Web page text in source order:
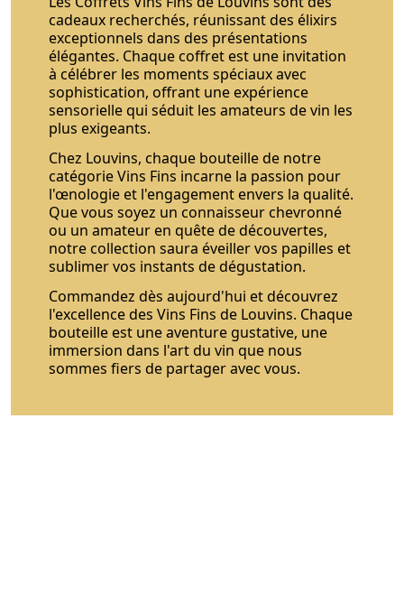
cadeaux recherchés, réunissant des élixirs
exceptionnels dans des présentations
élégantes. Chaque coffret est une invitation
à célébrer les moments spéciaux avec
sophistication, offrant une expérience
sensorielle qui séduit les amateurs de vin les
plus exigeants.
Chez Louvins, chaque bouteille de notre
catégorie Vins Fins incarne la passion pour
l'œnologie et l'engagement envers la qualité.
Que vous soyez un connaisseur chevronné
ou un amateur en quête de découvertes,
notre collection saura éveiller vos papilles et
sublimer vos instants de dégustation.
Commandez dès aujourd'hui et découvrez
l'excellence des Vins Fins de Louvins. Chaque
bouteille est une aventure gustative, une
immersion dans l'art du vin que nous
sommes fiers de partager avec vous.